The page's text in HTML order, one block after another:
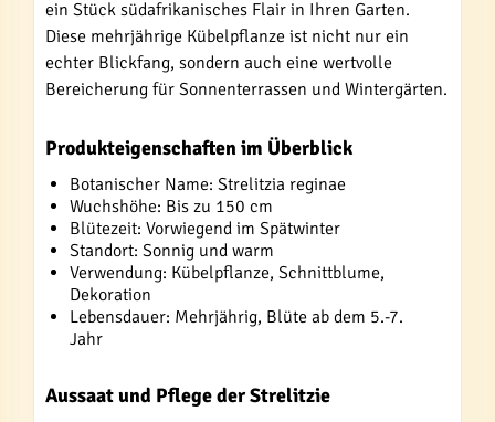
ein Stück südafrikanisches Flair in Ihren Garten.
Diese mehrjährige Kübelpflanze ist nicht nur ein
echter Blickfang, sondern auch eine wertvolle
Bereicherung für Sonnenterrassen und Wintergärten.
Produkteigenschaften im Überblick
Botanischer Name: Strelitzia reginae
Wuchshöhe: Bis zu 150 cm
Blütezeit: Vorwiegend im Spätwinter
Standort: Sonnig und warm
Verwendung: Kübelpflanze, Schnittblume,
Dekoration
Lebensdauer: Mehrjährig, Blüte ab dem 5.-7.
Jahr
Aussaat und Pflege der Strelitzie